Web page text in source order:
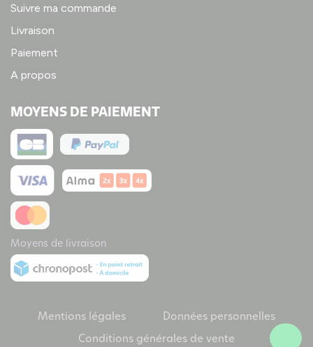
Suivre ma commande
Livraison
Paiement
A propos
MOYENS DE PAIEMENT
Moyens de livraison
Mentions légales Données personnelles
Conditions générales de vente